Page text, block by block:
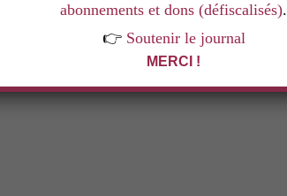
abonnements et dons (défiscalisés).
👉 Soutenir le journal
MERCI !